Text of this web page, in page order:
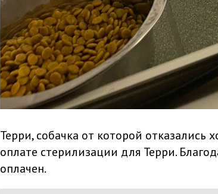
Терри, собачка от которой
оплате стерилизации для Терри.
оплачен.